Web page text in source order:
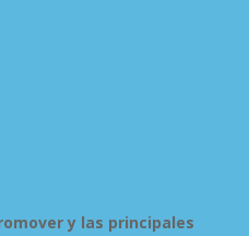
y las principales